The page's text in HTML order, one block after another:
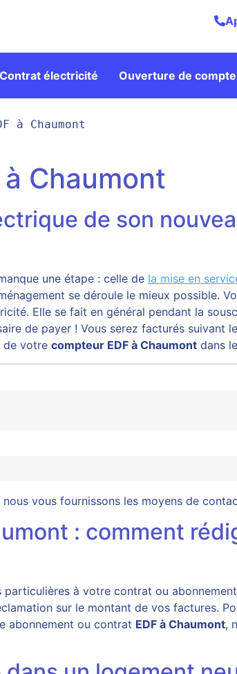
Contrat électricité Ouverture de
à Chaumont
Chaumont
de son
une étape : celle de la mise en
se déroule le mieux possible.
Elle se fait en général pendant la
de payer ! Vous serez facturés suivant
de votre compteur EDF à Chaumont dans
vous fournissons les moyens de
: comment
à votre contrat ou
sur le montant de vos factures.
abonnement ou contrat EDF à Chaumont,